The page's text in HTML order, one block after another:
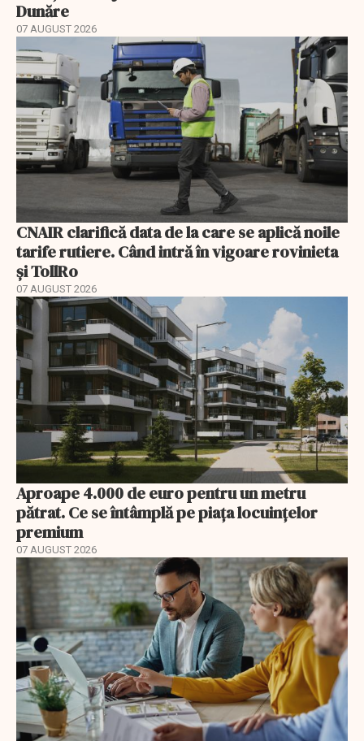
Dunăre
07 AUGUST 2026
CNAIR clarifică data de la care se aplică noile
tarife rutiere. Când intră în vigoare rovinieta
și TollRo
07 AUGUST 2026
Aproape 4.000 de euro pentru un metru
pătrat. Ce se întâmplă pe piața locuințelor
premium
07 AUGUST 2026